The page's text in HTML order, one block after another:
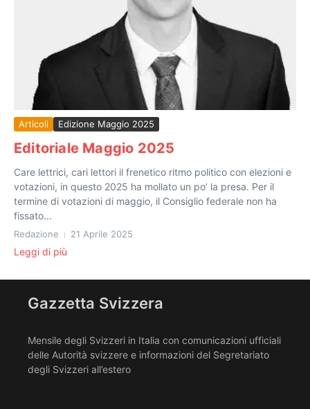
Articoli Edizione Maggio 2025
Editoriale Maggio 2025
Care lettrici, cari lettori il frenetico ritmo politico con elezioni e
votazioni, in questo 2025 ha mollato un po’ la presa. Per il
termine di votazioni di maggio, il Consiglio federale non ha
fissato...
Redazione 21 Aprile 2025
Leggi di più
Gazzetta Svizzera
Mensile degli Svizzeri in Italia con comunicazioni ufficiali
delle Autorità svizzere e informazioni del Segretariato
degli Svizzeri all’estero